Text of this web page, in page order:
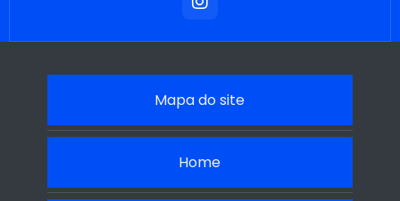
Mapa do site
Home